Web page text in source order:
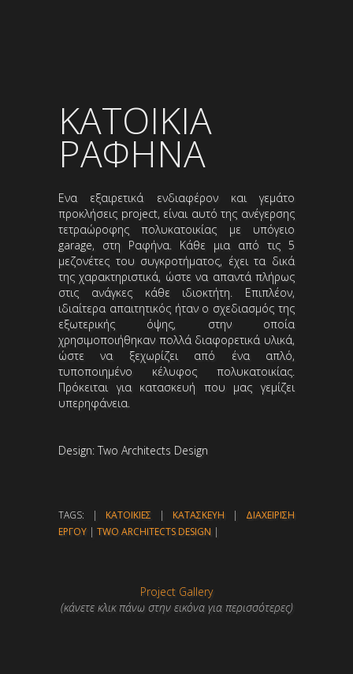
ΚΑΤΟΙΚΙΑ
ΡΑΦΗΝΑ
Eνα εξαιρετικά ενδιαφέρον και γεμάτο
προκλήσεις project, είναι αυτό της ανέγερσης
τετραώροφης πολυκατοικίας με υπόγειο
garage, στη Ραφήνα. Κάθε μια από τις 5
μεζονέτες του συγκροτήματος, έχει τα δικά
της χαρακτηριστικά, ώστε να απαντά πλήρως
στις ανάγκες κάθε ιδιοκτήτη. Επιπλέον,
ιδιαίτερα απαιτητικός ήταν ο σχεδιασμός της
εξωτερικής όψης, στην οποία
χρησιμοποιήθηκαν πολλά διαφορετικά υλικά,
ώστε να ξεχωρίζει από ένα απλό,
τυποποιημένο κέλυφος πολυκατοικίας.
Πρόκειται για κατασκευή που μας γεμίζει
υπερηφάνεια.
Design: Two Architects Design
TAGS: | ΚΑΤΟΙΚΙΕΣ | ΚΑΤΑΣΚΕΥΗ | ΔΙΑΧΕΙΡΙΣΗ
ΕΡΓΟΥ | TWO ARCHITECTS DESIGN |
Project Gallery
(κάνετε κλικ πάνω στην εικόνα για περισσότερες)